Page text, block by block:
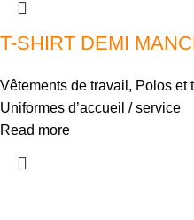
T-SHIRT DEMI
Vêtements de travail , Polos et
Uniformes d’accueil / service
Read more